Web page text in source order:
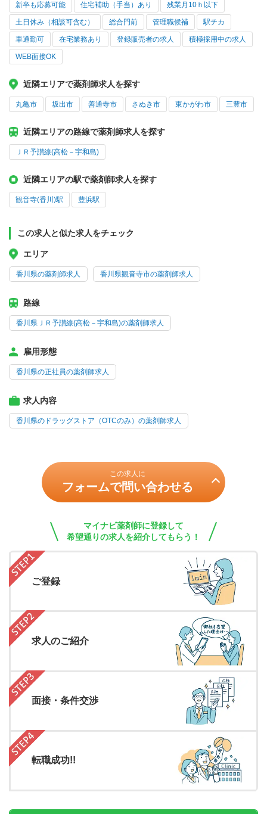
新卒も応募可能 住宅補助（手当）あり 残業月10ｈ以下
土日休み（相談可含む） 総合門前 管理職候補 駅チカ
車通勤可 在宅業務あり 登録販売者の求人 積極採用中の求人
WEB面接OK
近隣エリアで薬剤師求人を探す
丸亀市 坂出市 善通寺市 さぬき市 東かがわ市 三豊市
近隣エリアの路線で薬剤師求人を探す
ＪＲ予讃線(高松－宇和島)
近隣エリアの駅で薬剤師求人を探す
観音寺(香川)駅 豊浜駅
この求人と似た求人をチェック
エリア
香川県の薬剤師求人 香川県観音寺市の薬剤師求人
路線
香川県ＪＲ予讃線(高松－宇和島)の薬剤師求人
雇用形態
香川県の正社員の薬剤師求人
求人内容
香川県のドラッグストア（OTCのみ）の薬剤師求人
この求人に
フォームで問い合わせる
マイナビ薬剤師に登録して
希望通りの求人を紹介してもらう！
ご登録
求人のご紹介
面接・条件交渉
転職成功!!